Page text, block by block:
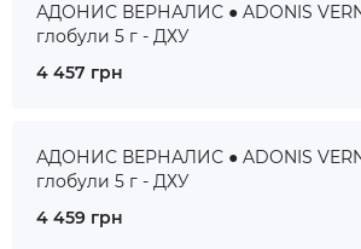
АДОНИС ВЕРНАЛИС ● ADONIS
глобули 5 г - ДХУ
4 457 грн
АДОНИС ВЕРНАЛИС ● ADONIS
глобули 5 г - ДХУ
4 459 грн